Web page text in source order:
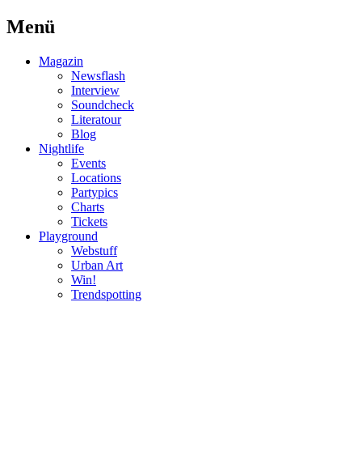
Menü
Magazin
Newsflash
Interview
Soundcheck
Literatour
Blog
Nightlife
Events
Locations
Partypics
Charts
Tickets
Playground
Webstuff
Urban Art
Win!
Trendspotting